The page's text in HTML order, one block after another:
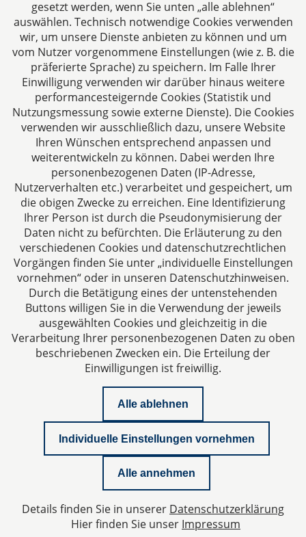
Alle Fachbeiträge anzeigen
steuerstrafrecht.pro
Aachen
Jülicher Straße 215
52070 Aachen
Deutschland
Tel: +49 241 94621-0
Fax: +49 241 94621-111
E-Mail:kanzlei@dhk-law.com
Über uns
Ihr Partner für Steuerberater, Wirtschaftsprüfer und
Rechtsanwälte.
Datenschutzerklärung
Datenschutzeinstellungen
gesetzt werden, wenn Sie unten „alle ablehnen“
auswählen. Technisch notwendige Cookies verwenden
wir, um unsere Dienste anbieten zu können und um
vom Nutzer vorgenommene Einstellungen (wie z. B. die
präferierte Sprache) zu speichern. Im Falle Ihrer
Einwilligung verwenden wir darüber hinaus weitere
performancesteigernde Cookies (Statistik und
Nutzungsmessung sowie externe Dienste). Die Cookies
verwenden wir ausschließlich dazu, unsere Website
Ihren Wünschen entsprechend anpassen und
weiterentwickeln zu können. Dabei werden Ihre
personenbezogenen Daten (IP-Adresse,
Nutzerverhalten etc.) verarbeitet und gespeichert, um
die obigen Zwecke zu erreichen. Eine Identifizierung
Ihrer Person ist durch die Pseudonymisierung der
Daten nicht zu befürchten. Die Erläuterung zu den
verschiedenen Cookies und datenschutzrechtlichen
Vorgängen finden Sie unter „individuelle Einstellungen
vornehmen“ oder in unseren Datenschutzhinweisen.
Durch die Betätigung eines der untenstehenden
Buttons willigen Sie in die Verwendung der jeweils
ausgewählten Cookies und gleichzeitig in die
Verarbeitung Ihrer personenbezogenen Daten zu oben
beschriebenen Zwecken ein. Die Erteilung der
Einwilligungen ist freiwillig.
Alle ablehnen
Individuelle Einstellungen vornehmen
Alle annehmen
Details finden Sie in unserer Datenschutzerklärung
Hier finden Sie unser Impressum